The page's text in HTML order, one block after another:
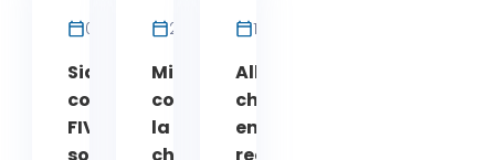
Chat
07 juillet 2026
Sida du chat :
comprendre le
FIV et protéger
son compagnon
Chat
29 juin 2026
Mieux
comprendre
la cystite
chez le chat :
Chat
14 juin 2026
Allergie
chien chat
en été :
reconnaître